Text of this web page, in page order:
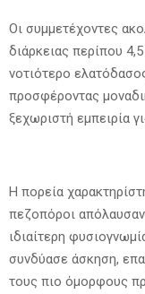
Οι συμμετέχοντες
διάρκειας περίπου
νοτιότερο
προσφέροντας
ξεχωριστή εμπειρία
Η πορεία
πεζοπόροι
ιδιαίτερη
συνδύασε άσκηση,
τους πιο όμορφους